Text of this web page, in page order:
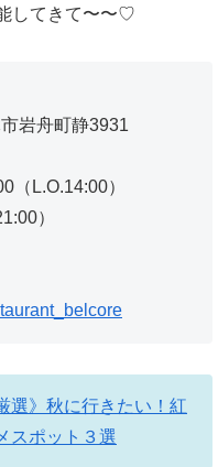
してきて〜〜♡
岩舟町静3931
（L.O.14:00）
）
選》秋に行きたい！紅
スポット３選